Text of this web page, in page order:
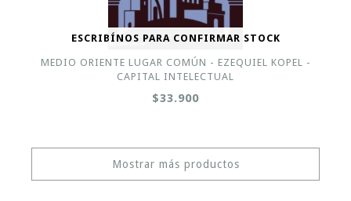
ESCRIBÍNOS PARA CONFIRMAR STOCK
MEDIO ORIENTE LUGAR COMÚN - EZEQUIEL KOPEL -
CAPITAL INTELECTUAL
$33.900
Mostrar más productos